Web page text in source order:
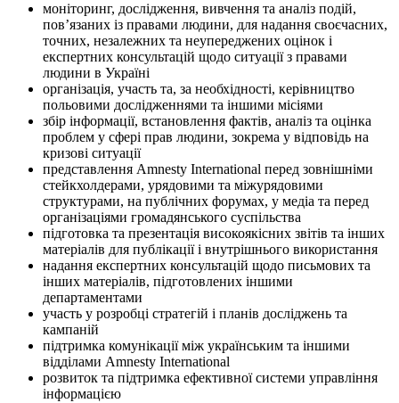
моніторинг, дослідження, вивчення та аналіз подій,
пов’язаних із правами людини, для надання своєчасних,
точних, незалежних та неупереджених оцінок і
експертних консультацій щодо ситуації з правами
людини в Україні
організація, участь та, за необхідності, керівництво
польовими дослідженнями та іншими місіями
збір інформації, встановлення фактів, аналіз та оцінка
проблем у сфері прав людини, зокрема у відповідь на
кризові ситуації
представлення Amnesty International перед зовнішніми
стейкхолдерами, урядовими та міжурядовими
структурами, на публічних форумах, у медіа та перед
організаціями громадянського суспільства
підготовка та презентація високоякісних звітів та інших
матеріалів для публікації і внутрішнього використання
надання експертних консультацій щодо письмових та
інших матеріалів, підготовлених іншими
департаментами
участь у розробці стратегій і планів досліджень та
кампаній
підтримка комунікації між українським та іншими
відділами Amnesty International
розвиток та підтримка ефективної системи управління
інформацією